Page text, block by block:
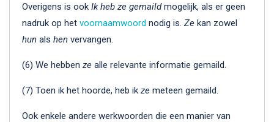
Overigens is ook Ik heb ze gemaildmogelijk, als er geen
nadruk op het voornaamwoord nodig is. Ze kan zowel
hun als hen vervangen.
(6) We hebben ze alle relevante informatie gemaild.
(7) Toen ik het hoorde, heb ik ze meteen gemaild.
Ook enkele andere werkwoorden die een manier van